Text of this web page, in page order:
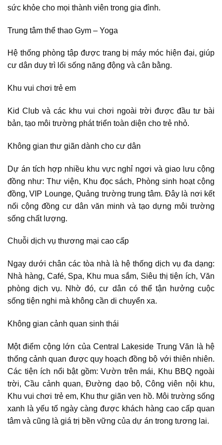
sức khỏe cho mọi thành viên trong gia đình.
Trung tâm thể thao Gym – Yoga
Hệ thống phòng tập được trang bị máy móc hiện đại, giúp
cư dân duy trì lối sống năng động và cân bằng.
Khu vui chơi trẻ em
Kid Club và các khu vui chơi ngoài trời được đầu tư bài
bản, tạo môi trường phát triển toàn diện cho trẻ nhỏ.
Không gian thư giãn dành cho cư dân
Dự án tích hợp nhiều khu vực nghỉ ngơi và giao lưu cộng
đồng như: Thư viện, Khu đọc sách, Phòng sinh hoạt cộng
đồng, VIP Lounge, Quảng trường trung tâm. Đây là nơi kết
nối cộng đồng cư dân văn minh và tạo dựng môi trường
sống chất lượng.
Chuỗi dịch vụ thương mại cao cấp
Ngay dưới chân các tòa nhà là hệ thống dịch vụ đa dạng:
Nhà hàng, Café, Spa, Khu mua sắm, Siêu thị tiện ích, Văn
phòng dịch vụ. Nhờ đó, cư dân có thể tận hưởng cuộc
sống tiện nghi mà không cần di chuyển xa.
Không gian cảnh quan sinh thái
Một điểm cộng lớn của Central Lakeside Trung Văn là hệ
thống cảnh quan được quy hoạch đồng bộ với thiên nhiên.
Các tiện ích nổi bật gồm: Vườn trên mái, Khu BBQ ngoài
trời, Cầu cảnh quan, Đường dạo bộ, Công viên nội khu,
Khu vui chơi trẻ em, Khu thư giãn ven hồ. Môi trường sống
xanh là yếu tố ngày càng được khách hàng cao cấp quan
tâm và cũng là giá trị bền vững của dự án trong tương lai.